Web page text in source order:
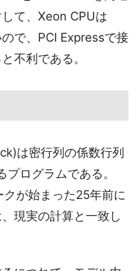
て、Xeon CPUは
で、PCI Expressで接
不利である。
は密行列の係数行列
ログラムである。
が始まった25年前に
現実の計算と一致し